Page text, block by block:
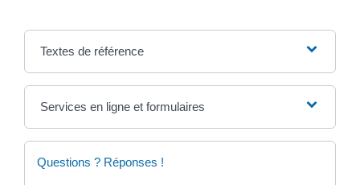
Textes de référence
Services en ligne et formulaires
Questions ? Réponses !